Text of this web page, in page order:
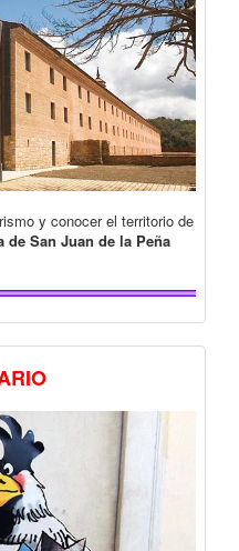
y conocer el territorio de
de San Juan de la Peña